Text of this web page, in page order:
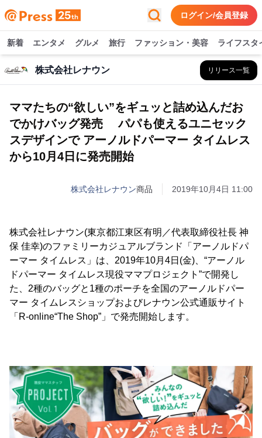
ログイン/会員登録
新着 エンタメ グルメ 旅行 ファッション・美容 ライフスタ
株式会社レナウン リリース一覧
ママたちの“欲しい”をギュッと詰め込んだお
でかけバッグ発売 パパも使えるユニセック
スデザインで アーノルドパーマー タイムレス
から10月4日に発売開始
株式会社レナウン商品 2019年10月4日 11:00
株式会社レナウン(東京都江東区有明／代表取締役社長 神
保 佳幸)のファミリーカジュアルブランド「アーノルドパ
ーマー タイムレス」は、2019年10月4日(金)、“アーノル
ドパーマー タイムレス現役ママプロジェクト”で開発し
た、2種のバッグと1種のポーチを全国のアーノルドパー
マー タイムレスショップおよびレナウン公式通販サイト
「R-online“The Shop”」で発売開始します。